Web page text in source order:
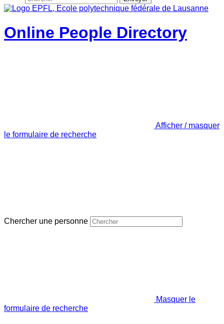
Online People Directory
Afficher / masquer
le formulaire de recherche
Chercher une personne
Masquer le
formulaire de recherche